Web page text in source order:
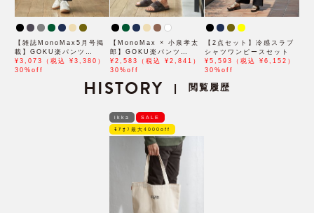
【雑誌MonoMax5月号掲
載】GOKU楽パンツ
EASY STRETCH 冷感ア
ンクル【接触冷感】「小泉
¥3,073（税込 ¥3,380）
30%off
【MonoMax × 小泉孝太
郎】GOKU楽パンツ
EASY STRETCH 冷感
5Pショート「小泉孝太郎
¥2,583（税込 ¥2,841）
30%off
【2点セット】冷感スラブ
シャツワンピースセット
¥5,593（税込 ¥6,152）
30%off
HISTORY | 閲覧履歴
ikka SALE
ﾓｱｵﾌ最大4000off